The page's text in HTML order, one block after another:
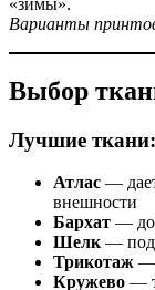
«зимы».
Варианты
Выбор
Лучшие ткани:
Атлас —
внешности
Бархат —
Шелк—
Трикотаж —
Кружево —